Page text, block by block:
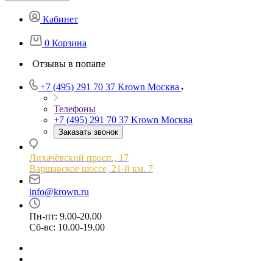
Кабинет
0 Корзина
Отзывы в попапе
+7 (495) 291 70 37 Krown Москва
Телефоны
+7 (495) 291 70 37 Krown Москва
Заказать звонок
Лихачёвский просп., 17
Варшавское шоссе, 21-й км. 7
info@krown.ru
Пн-пт: 9.00-20.00
Сб-вс: 10.00-19.00